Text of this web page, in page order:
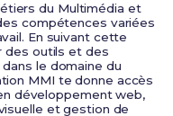
du Multimédia et
compétences variées
En suivant cette
des outils et des
le domaine du
MMI te donne accès
développement web,
et gestion de